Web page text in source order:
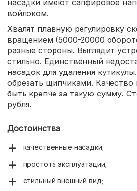
насадки имеют сапфировое
войлоком.
Хвалят плавную регулировку
вращением (5000-20000
разные стороны. Выглядит
стильно. Единственный
насадок для удаления
обрезать щипчиками. Качество
быть крепче за такую сумму.
рубля.
Достоинства
качественные насадки;
простота эксплуатации;
стильный внешний вид;